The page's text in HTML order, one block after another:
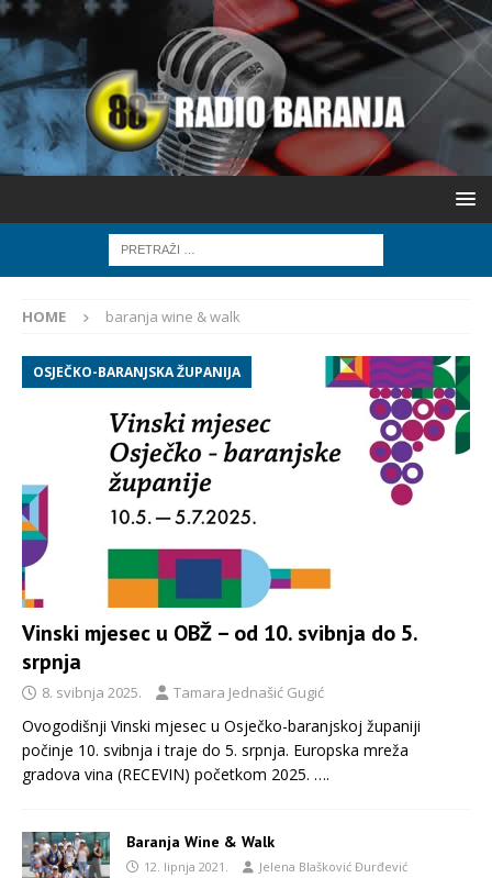
HOME baranja wine & walk
OSJEČKO-BARANJSKA ŽUPANIJA
Vinski mjesec u OBŽ – od 10. svibnja do 5.
srpnja
8. svibnja 2025. Tamara Jednašić Gugić
Ovogodišnji Vinski mjesec u Osječko-baranjskoj županiji
počinje 10. svibnja i traje do 5. srpnja. Europska mreža
gradova vina (RECEVIN) početkom 2025. ….
Baranja Wine & Walk
12. lipnja 2021. Jelena Blašković Đurđević